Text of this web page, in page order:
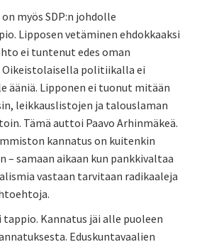
myös SDP:n johdolle
Lipposen vetäminen ehdokkaaksi
ei tuntenut edes oman
politiikalla ei
ääniä. Lipponen ei tuonut mitään
leikkauslistojen ja talouslaman
Tämä auttoi Paavo Arhinmäkeä.
kannatus on kuitenkin
– samaan aikaan kun pankkivaltaa
vastaan tarvitaan radikaaleja
Kannatus jäi alle puoleen
Eduskuntavaalien